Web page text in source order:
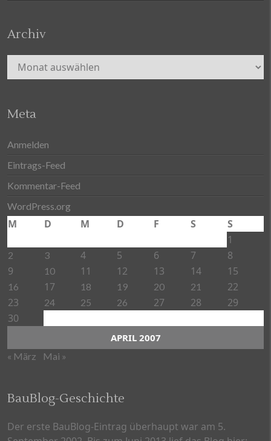
Archiv
Archiv
Meta
Anmelden
Eintrags-Feed
Kommentar-Feed
WordPress.org
APRIL 2007
M D M D F S
S
1
2 3 4 5 6 7
8
9
10 11 12 13 14 15
16 17 18 19 20 21
22
23
24 25 26 27 28
29
30
« März Mai »
BauBlog-Geschichte
Der erste BauBlog-Eintrag überhaupt war am 5.